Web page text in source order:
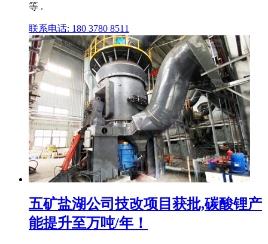
等 .
联系电话: 180 3780 8511
五矿盐湖公司技改项目获批,碳酸锂产
能提升至万吨/年！